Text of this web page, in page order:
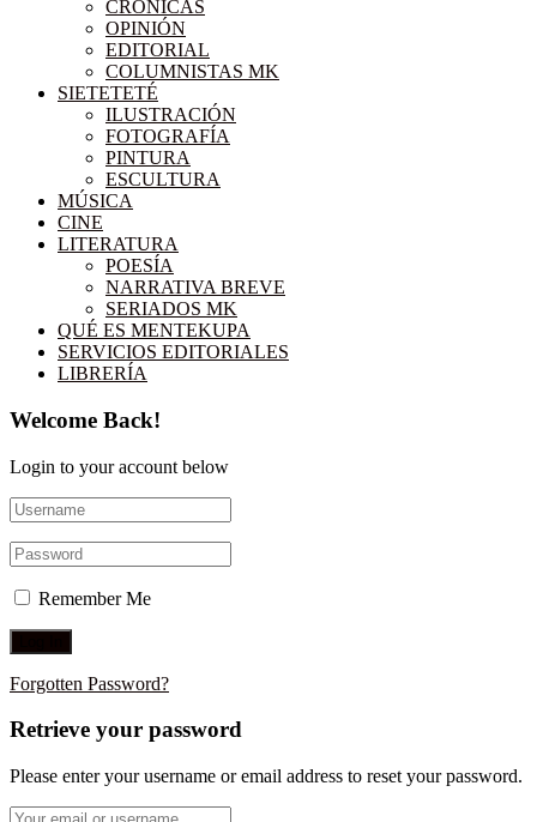
CRÓNICAS
OPINIÓN
EDITORIAL
COLUMNISTAS MK
SIETETETÉ
ILUSTRACIÓN
FOTOGRAFÍA
PINTURA
ESCULTURA
MÚSICA
CINE
LITERATURA
POESÍA
NARRATIVA BREVE
SERIADOS MK
QUÉ ES MENTEKUPA
SERVICIOS EDITORIALES
LIBRERÍA
Welcome Back!
Login to your account below
Remember Me
Forgotten Password?
Retrieve your password
Please enter your username or email address to reset your password.